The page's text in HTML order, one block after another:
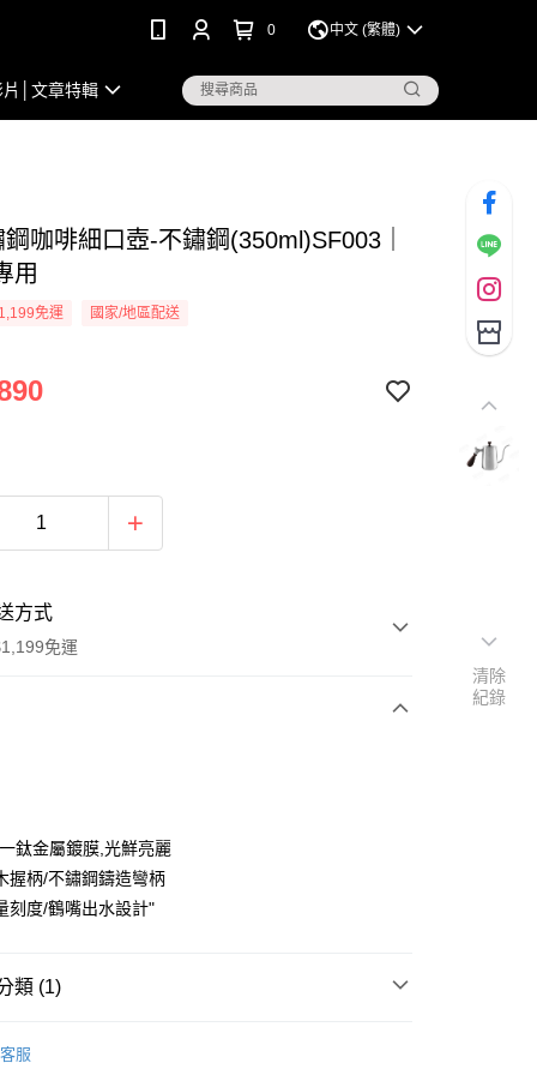
0 中文 (繁體)
片│文章特輯
咖啡細口壺-不鏽鋼(350ml)SF003｜
用
免運 國家/地區配送
方式
免運
款
鈦金屬鍍膜,光鮮亮麗
握柄/不鏽鋼鑄造彎柄
刻度/鶴嘴出水設計"
類 (1)
客服
清除
紀錄